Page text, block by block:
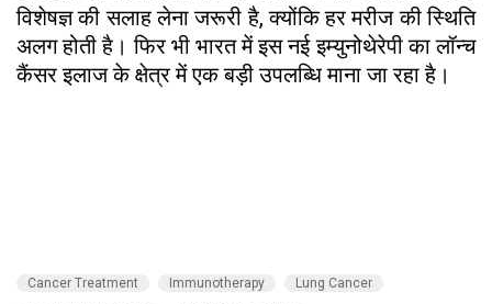
विशेषज्ञ की सलाह लेना जरूरी है, क्योंकि हर मरीज की स्थिति
अलग होती है। फिर भी भारत में इस नई इम्युनोथेरेपी का लॉन्च
कैंसर इलाज के क्षेत्र में एक बड़ी उपलब्धि माना जा रहा है।
Cancer Treatment Immunotherapy
Lung Cancer